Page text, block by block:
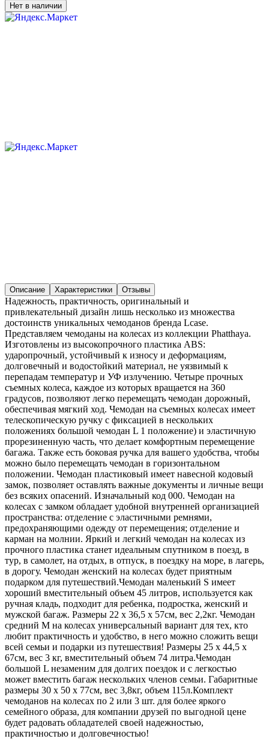
Нет в наличии
Описание Характеристики Отзывы
Надежность, практичность, оригинальный и
привлекательный дизайн лишь несколько из множества
достоинств уникальных чемоданов бренда Lcase.
Представляем чемоданы на колесах из коллекции Phatthaya.
Изготовлены из высокопрочного пластика ABS:
ударопрочный, устойчивый к износу и деформациям,
долговечный и водостойкий материал, не уязвимый к
перепадам температур и УФ излучению. Четыре прочных
съемных колеса, каждое из которых вращается на 360
градусов, позволяют легко перемещать чемодан дорожный,
обеспечивая мягкий ход. Чемодан на съемных колесах имеет
телескопическую ручку с фиксацией в нескольких
положениях большой чемодан L 1 положение) и эластичную
прорезиненную часть, что делает комфортным перемещение
багажа. Также есть боковая ручка для вашего удобства, чтобы
можно было перемещать чемодан в горизонтальном
положении. Чемодан пластиковый имеет навесной кодовый
замок, позволяет оставлять важные документы и личные вещи
без всяких опасений. Изначальный код 000. Чемодан на
колесах с замком обладает удобной внутренней организацией
пространства: отделение с эластичными ремнями,
предохраняющими одежду от перемещения; отделение и
карман на молнии. Яркий и легкий чемодан на колесах из
прочного пластика станет идеальным спутником в поезд, в
тур, в самолет, на отдых, в отпуск, в поездку на море, в лагерь,
в дорогу. Чемодан женский на колесах будет приятным
подарком для путешествий.Чемодан маленький S имеет
хороший вместительный объем 45 литров, используется как
ручная кладь, подходит для ребенка, подростка, женский и
мужской багаж. Размеры 22 х 36,5 х 57см, вес 2,2кг. Чемодан
средний M на колесах универсальный вариант для тех, кто
любит практичность и удобство, в него можно сложить вещи
всей семьи и подарки из путешествия! Размеры 25 х 44,5 х
67см, вес 3 кг, вместительный объем 74 литра.Чемодан
большой L незаменим для долгих поездок и с легкостью
может вместить багаж нескольких членов семьи. Габаритные
размеры 30 х 50 х 77см, вес 3,8кг, объем 115л.Комплект
чемоданов на колесах по 2 или 3 шт. для более яркого
семейного образа, для компании друзей по выгодной цене
будет радовать обладателей своей надежностью,
практичностью и долговечностью!